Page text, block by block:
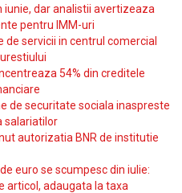
iunie, dar analistii avertizeaza
pentru IMM-uri
de servicii in centrul comercial
54% din creditele
de securitate sociala inaspreste
salariatilor
autorizatia BNR de institutie
euro se scumpesc din iulie:
articol, adaugata la taxa